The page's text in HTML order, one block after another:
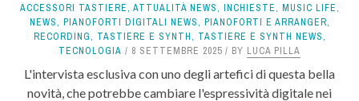
ACCESSORI TASTIERE, ATTUALITÀ NEWS, INCHIESTE, MUSIC LIFE,
NEWS, PIANOFORTI DIGITALI NEWS, PIANOFORTI E ARRANGER,
RECORDING, TASTIERE E SYNTH, TASTIERE E SYNTH NEWS,
TECNOLOGIA
8 SETTEMBRE 2025 BY LUCA PILLA
L'intervista esclusiva con uno degli artefici di questa bella
novità, che potrebbe cambiare l'espressività digitale nei